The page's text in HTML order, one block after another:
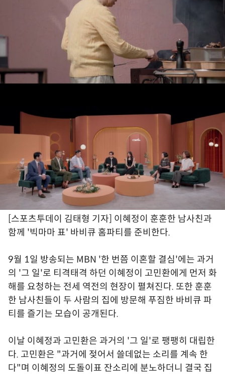
[스포츠투데이 김태형 기자] 이혜정이 훈훈한 남사친과
함께 '빅마마 표' 바비큐 홈파티를 준비한다.
9월 1일 방송되는 MBN '한 번쯤 이혼할 결심'에는 과거
의 '그 일'로 티격태격 하던 이혜정이 고민환에게 먼저 화
해를 요청하는 전세 역전의 현장이 펼쳐진다. 또한 훈훈
한 남사친들이 두 사람의 집에 방문해 푸짐한 바비큐 파
티를 즐기는 모습이 공개된다.
이날 이혜정과 고민환은 과거의 '그 일'로 팽팽히 대립한
다. 고민환은 "과거에 젖어서 쓸데없는 소리를 계속 한
다"며 이혜정의 도돌이표 잔소리에 분노하더니 결국 집